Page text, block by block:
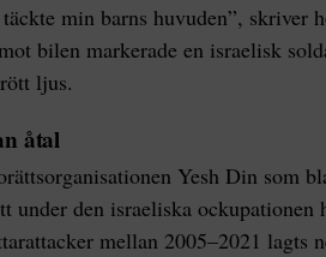
min barns huvuden”, skriver
bilen markerade en israelisk
ljus.
åtal
Yesh Din som
under den israeliska ockupationen
mellan 2005–2021 lagts